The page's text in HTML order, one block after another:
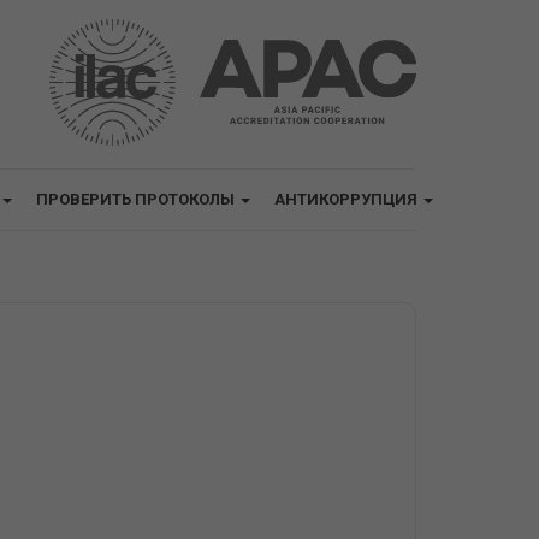
ПРОВЕРИТЬ ПРОТОКОЛЫ АНТИКОРРУПЦИЯ